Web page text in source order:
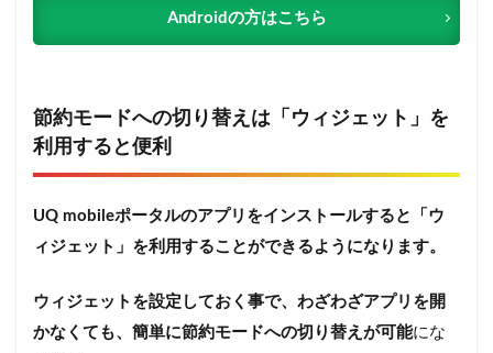
Androidの方はこちら
節約モードへの切り替えは「ウィジェット」を
利用すると便利
UQ mobileポータルのアプリをインストールすると「ウ
ィジェット」を利用することができるようになります。
ウィジェットを設定しておく事で、わざわざアプリを開
かなくても、簡単に節約モードへの切り替えが可能にな